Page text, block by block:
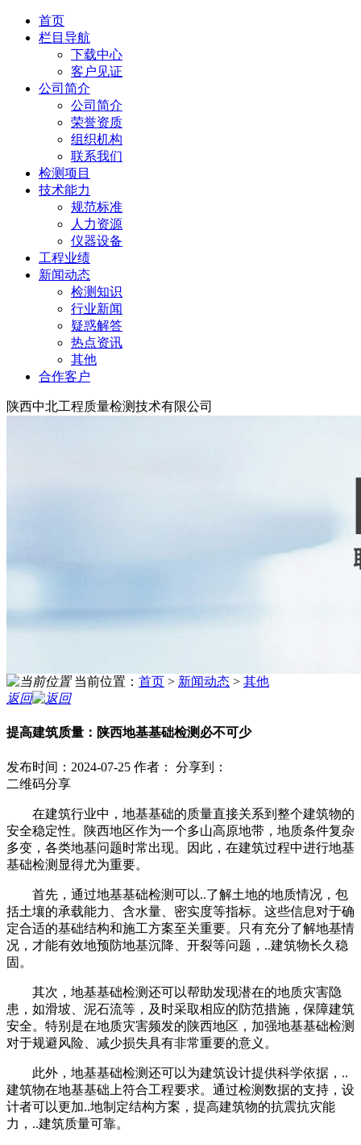
首页
栏目导航
下载中心
客户见证
公司简介
公司简介
荣誉资质
组织机构
联系我们
检测项目
技术能力
规范标准
人力资源
仪器设备
工程业绩
新闻动态
检测知识
行业新闻
疑惑解答
热点资讯
其他
合作客户
陕西中北工程质量检测技术有限公司
当前位置： 首页 > 新闻动态 > 其他
返回
提高建筑质量：陕西地基基础检测必不可少
发布时间：2024-07-25 作者：
分享到：
二维码分享
在建筑行业中，地基基础的质量直接关系到整个建筑物的
安全稳定性。陕西地区作为一个多山高原地带，地质条件复杂
多变，各类地基问题时常出现。因此，在建筑过程中进行地基
基础检测显得尤为重要。
首先，通过地基基础检测可以..了解土地的地质情况，包
括土壤的承载能力、含水量、密实度等指标。这些信息对于确
定合适的基础结构和施工方案至关重要。只有充分了解地基情
况，才能有效地预防地基沉降、开裂等问题，..建筑物长久稳
固。
其次，地基基础检测还可以帮助发现潜在的地质灾害隐
患，如滑坡、泥石流等，及时采取相应的防范措施，保障建筑
安全。特别是在地质灾害频发的陕西地区，加强地基基础检测
对于规避风险、减少损失具有非常重要的意义。
此外，地基基础检测还可以为建筑设计提供科学依据，..
建筑物在地基基础上符合工程要求。通过检测数据的支持，设
计者可以更加..地制定结构方案，提高建筑物的抗震抗灾能
力，..建筑质量可靠。